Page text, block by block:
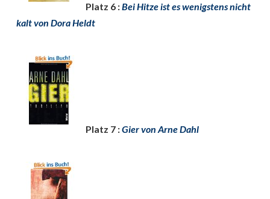
Platz 6 :Bei Hitze ist es wenigstens nicht
kalt von Dora Heldt
Platz 7 :Gier von Arne Dahl